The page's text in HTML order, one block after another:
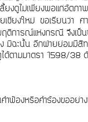
ยงดูไม่เพียงพอแก่อัตภา
ชียงใหม่ ขอเรียนว่า ศ
พฤติการณ์แห่งกรณี จึงเ
มิฉะนั้น อีกฝ่ายย่อมมีสิ
ได้ตามมาตรา 1598/
ำฟ้องหรือคำร้องขออย่